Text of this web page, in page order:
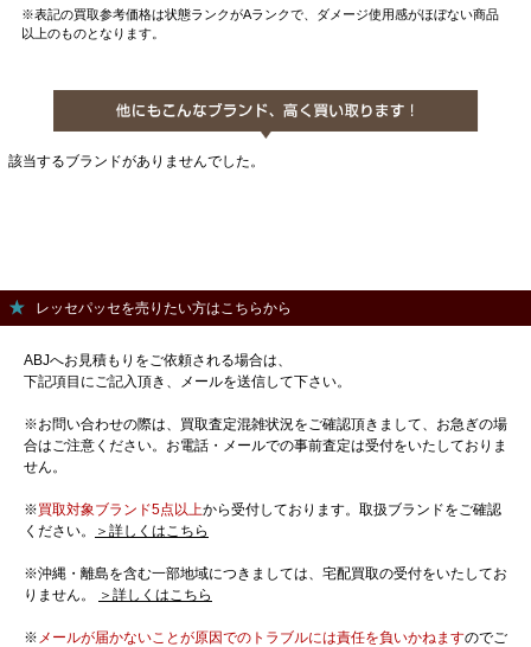
※表記の買取参考価格は状態ランクがAランクで、ダメージ使用感がほぼない商品
以上のものとなります。
該当するブランドがありませんでした。
レッセパッセを売りたい方はこちらから
ABJへお見積もりをご依頼される場合は、
下記項目にご記入頂き、メールを送信して下さい。
※お問い合わせの際は、買取査定混雑状況をご確認頂きまして、お急ぎの場
合はご注意ください。お電話・メールでの事前査定は受付をいたしておりま
せん。
※買取対象ブランド5点以上から受付しております。取扱ブランドをご確認
ください。
＞詳しくはこちら
※沖縄・離島を含む一部地域につきましては、宅配買取の受付をいたしてお
りません。
＞詳しくはこちら
※ メールが届かないことが原因でのトラブルには責任を負いかねますのでご